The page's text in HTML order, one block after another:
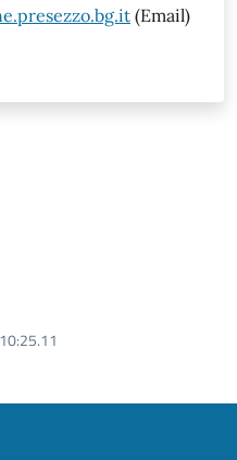
(Email)